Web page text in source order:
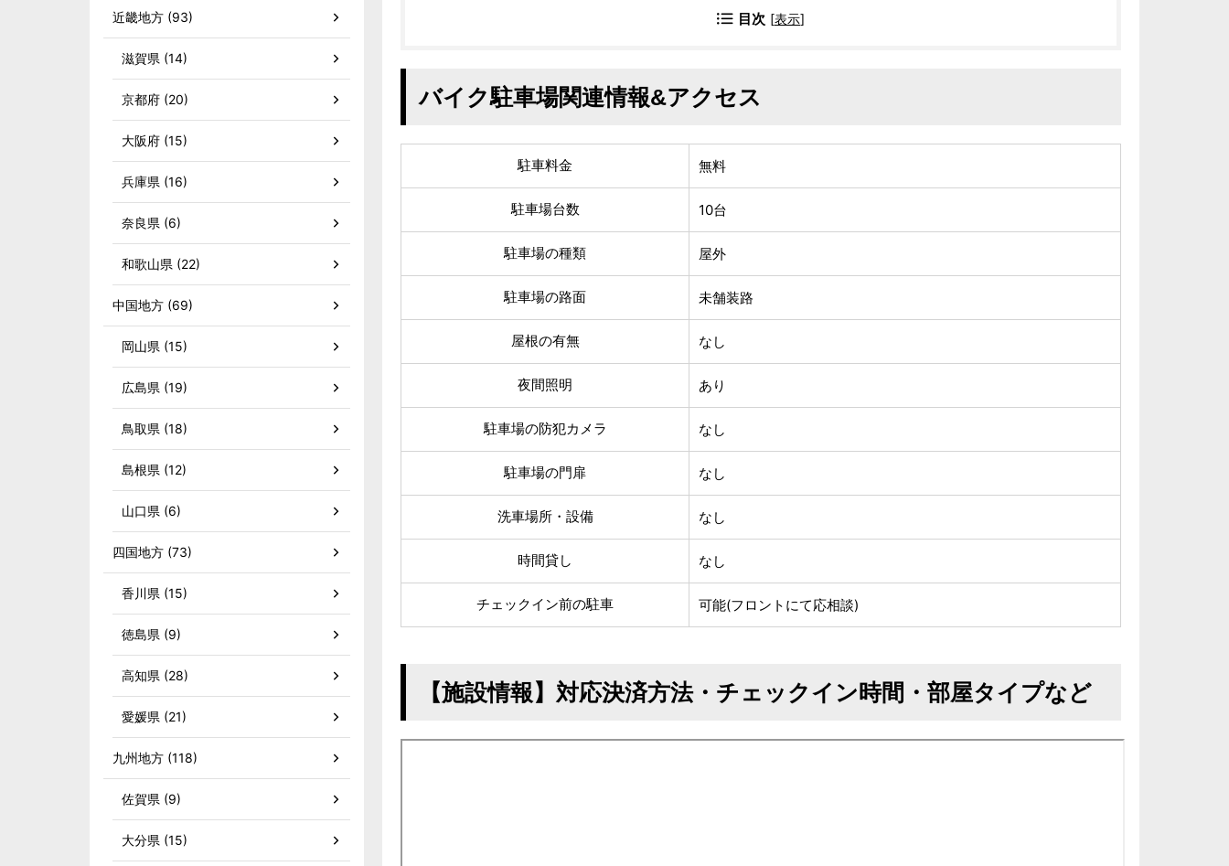
目次 [表示]
バイク駐車場関連情報&アクセス
駐車料金 無料
駐車場台数 10台
駐車場の種類 屋外
駐車場の路面 未舗装路
屋根の有無 なし
夜間照明 あり
駐車場の防犯カメラ なし
駐車場の門扉 なし
洗車場所・設備 なし
時間貸し なし
チェックイン前の駐車 可能(フロントにて応相談)
【施設情報】対応決済方法・チェックイン時間・部屋タイプなど
近畿地方 (93)
滋賀県 (14)
京都府 (20)
大阪府 (15)
兵庫県 (16)
奈良県 (6)
和歌山県 (22)
中国地方 (69)
岡山県 (15)
広島県 (19)
鳥取県 (18)
島根県 (12)
山口県 (6)
四国地方 (73)
香川県 (15)
徳島県 (9)
高知県 (28)
愛媛県 (21)
九州地方 (118)
佐賀県 (9)
大分県 (15)